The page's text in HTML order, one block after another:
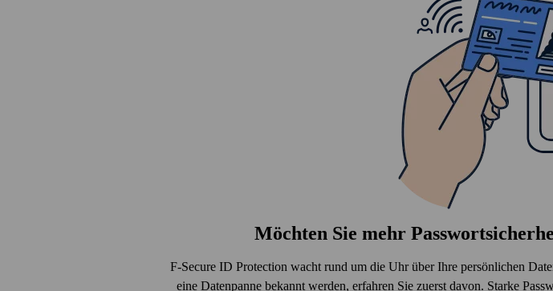
Möchten Sie mehr
F‑Secure ID Protection wacht rund um die Uhr über Ihre persönlichen
eine Daten­panne bekannt werden, erfahren Sie zuerst davon. Starke